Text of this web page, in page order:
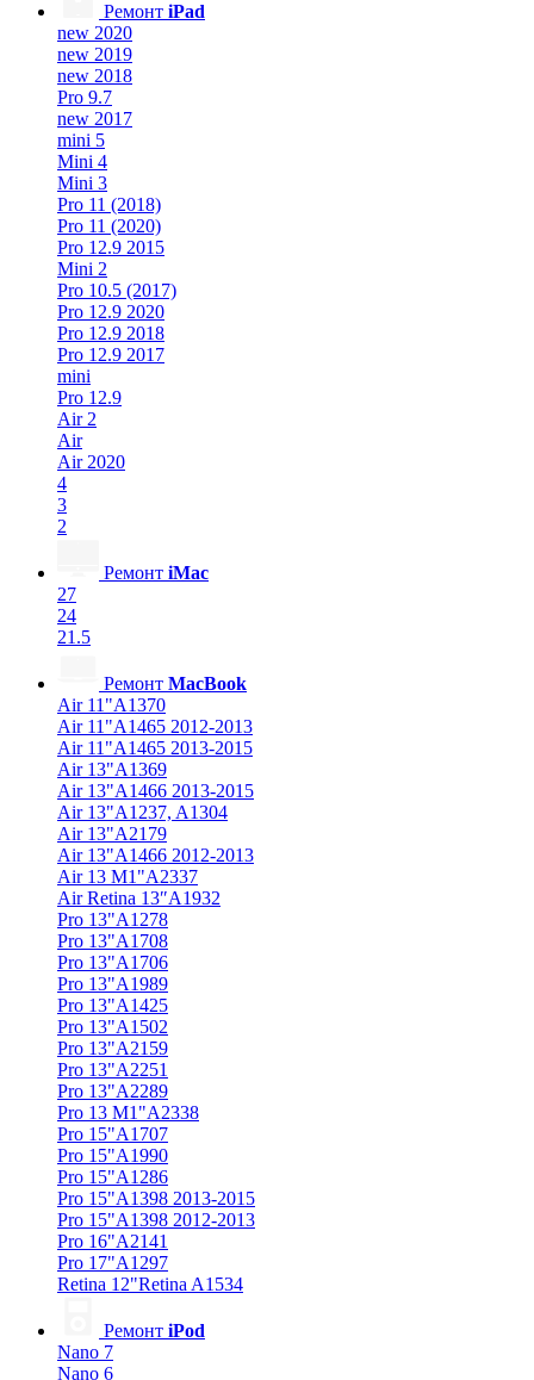
Ремонт iPad
new 2020
new 2019
new 2018
Pro 9.7
new 2017
mini 5
Mini 4
Mini 3
Pro 11 (2018)
Pro 11 (2020)
Pro 12.9 2015
Mini 2
Pro 10.5 (2017)
Pro 12.9 2020
Pro 12.9 2018
Pro 12.9 2017
mini
Pro 12.9
Air 2
Air
Air 2020
4
3
2
Ремонт iMac
27
24
21.5
Ремонт MacBook
Air 11"A1370
Air 11"A1465 2012-2013
Air 11"A1465 2013-2015
Air 13"A1369
Air 13"A1466 2013-2015
Air 13"A1237, A1304
Air 13"A2179
Air 13"A1466 2012-2013
Air 13 M1"A2337
Air Retina 13″A1932
Pro 13"A1278
Pro 13"A1708
Pro 13"A1706
Pro 13"A1989
Pro 13"A1425
Pro 13"A1502
Pro 13"A2159
Pro 13"A2251
Pro 13"A2289
Pro 13 M1"A2338
Pro 15"A1707
Pro 15"A1990
Pro 15"A1286
Pro 15"A1398 2013-2015
Pro 15"A1398 2012-2013
Pro 16"A2141
Pro 17"A1297
Retina 12"Retina A1534
Ремонт iPod
Nano 7
Nano 6